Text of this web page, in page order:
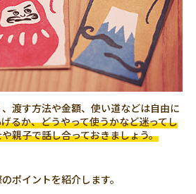
渡す方法や金額、使い道などは自由に
るか、どうやって使うかなど迷ってし
親子で話し合っておきましょう。
ポイントを紹介します。